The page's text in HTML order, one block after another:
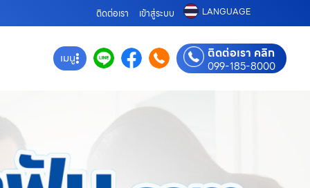
ติดต่อเรา เข้าสู่ระบบ LANGUAGE
เมนู ติดต่อเรา คลิก
099-185-8000